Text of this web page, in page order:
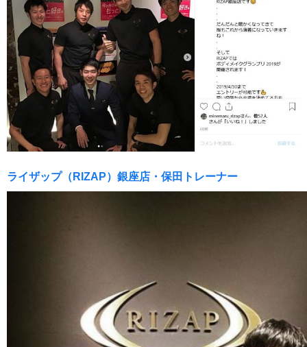
ライザップ（RIZAP）銀座店・保田トレーナー